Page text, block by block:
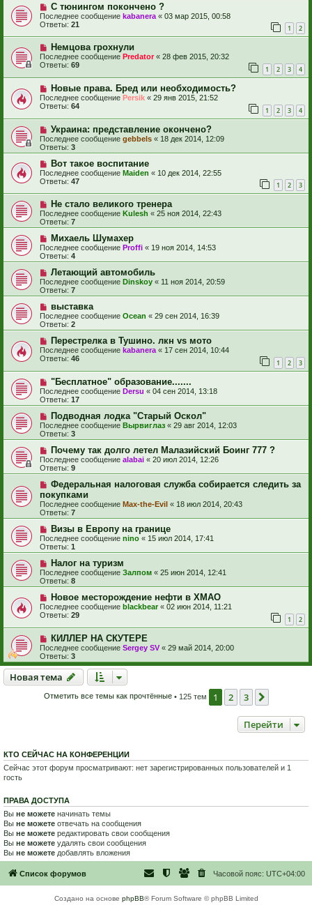
С тюнингом покончено ?
Последнее сообщение kabanera « 03 мар 2015, 00:58
Ответы: 21 1 2
Немцова грохнули
Последнее сообщение Predator« 28 фев 2015, 20:32
Ответы: 69 1 2 3 4
Новые права. Бред или необходимость?
Последнее сообщение Persik « 29 янв 2015, 21:52
Ответы: 64 1 2 3 4
Украина: представление окончено?
Последнее сообщение gebbels « 18 дек 2014, 12:09
Ответы: 3
Вот такое воспитание
Последнее сообщение Maiden « 10 дек 2014, 22:55
Ответы: 47 1 2 3
Не стало великого тренера
Последнее сообщение Kulesh « 25 ноя 2014, 22:43
Ответы: 7
Михаель Шумахер
Последнее сообщение Proffi « 19 ноя 2014, 14:53
Ответы: 4
Летающий автомобиль
Последнее сообщение Dinskoy « 11 ноя 2014, 20:59
Ответы: 7
выставка
Последнее сообщение Ocean « 29 сен 2014, 16:39
Ответы: 2
Перестрелка в Тушино. лкн vs мото
Последнее сообщение kabanera « 17 сен 2014, 10:44
Ответы: 46 1 2 3
"Бесплатное" образование.......
Последнее сообщение Dersu « 04 сен 2014, 13:18
Ответы: 17
Подводная лодка "Старый Оскол"
Последнее сообщение Вырвиглаз « 29 авг 2014, 12:03
Ответы: 3
Почему так долго летел Малазийский Боинг 777 ?
Последнее сообщение alabai « 20 июл 2014, 12:26
Ответы: 9
Федеральная налоговая служба собирается следить за
покупками
Последнее сообщение Max-the-Evil « 18 июл 2014, 20:43
Ответы: 7
Визы в Европу на границе
Последнее сообщение nino « 15 июл 2014, 17:41
Ответы: 1
Налог на туризм
Последнее сообщение Залпом « 25 июн 2014, 12:41
Ответы: 8
Новое месторождение нефти в ХМАО
Последнее сообщение blackbear« 02 июн 2014, 11:21
Ответы: 29 1 2
КИЛЛЕР НА СКУТЕРЕ
Последнее сообщение Sergey SV « 29 май 2014, 20:00
Ответы: 3
Новая тема
Новаятема
Отметить все темы как прочтённые• 125 тем 1 2 3
Перейти
КТО СЕЙЧАС НА КОНФЕРЕНЦИИ
Сейчас этот форум просматривают: нет зарегистрированных пользователей и 1
гость
ПРАВА ДОСТУПА
Вы не можете начинать темы
Вы не можете отвечать на сообщения
Вы не можете редактировать свои сообщения
Вы не можете удалять свои сообщения
Вы не можете добавлять вложения
Список форумов Часовой пояс: UTC+04:00
Создано на основе phpBB® Forum Software © phpBB Limited